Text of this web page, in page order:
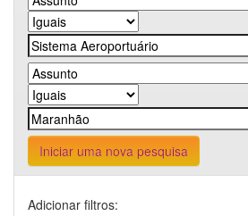
Iniciar uma nova pesquisa
Adicionar filtros: